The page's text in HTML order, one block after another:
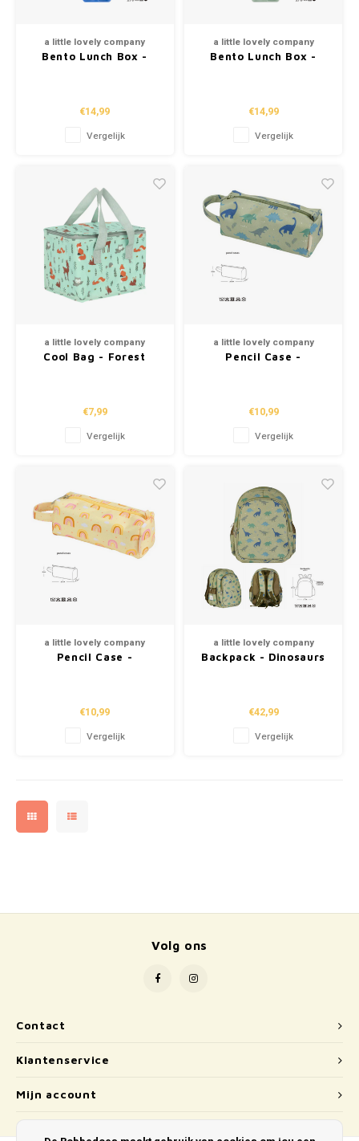
a little lovely company
Bento Lunch Box -
€14,99
Vergelijk
a little lovely company
Bento Lunch Box -
€14,99
Vergelijk
a little lovely company
Cool Bag - Forest
€7,99
Vergelijk
a little lovely company
Pencil Case -
€10,99
Vergelijk
a little lovely company
Pencil Case -
€10,99
Vergelijk
a little lovely company
Backpack - Dinosaurs
€42,99
Vergelijk
Contact
Volg ons
Klantenservice
Mijn account